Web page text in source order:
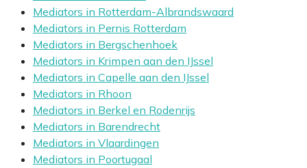
Mediators in Rotterdam-Albrandswaard
Mediators in Pernis Rotterdam
Mediators in Bergschenhoek
Mediators in Krimpen aan den IJssel
Mediators in Capelle aan den IJssel
Mediators in Rhoon
Mediators in Berkel en Rodenrijs
Mediators in Barendrecht
Mediators in Vlaardingen
Mediators in Poortugaal